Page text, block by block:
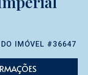
DO IMÓVEL #36647